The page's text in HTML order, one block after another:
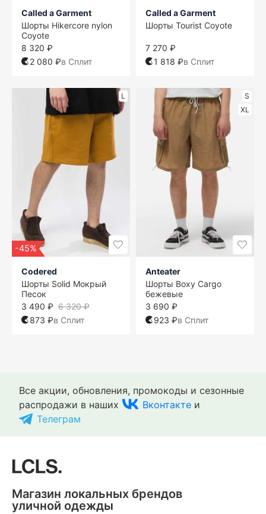
Called a Garment
Шорты Hikercore nylon
Coyote
8 320 ₽
2 080 ₽в Сплит
Called a Garment
Шорты Tourist Coyote
7 270 ₽
1 818 ₽в Сплит
L
-45%
Codered
Шорты Solid Мокрый
Песок
6 320 ₽
3 490 ₽
873 ₽в Сплит
S
XL
Anteater
Шорты Boxy Cargo
бежевые
3 690 ₽
923 ₽в Сплит
Все акции, обновления, промокоды и сезонные
распродажи в наших
Вконтакте и
Телеграм
Магазин локальных брендов
уличной одежды